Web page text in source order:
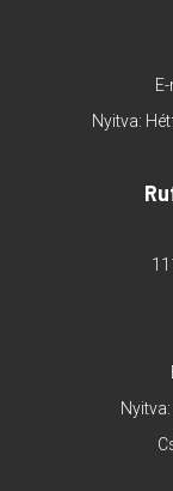
Nyitva: